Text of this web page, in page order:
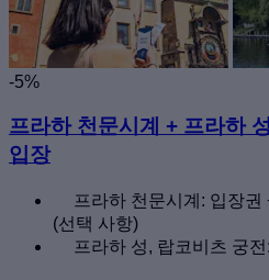
-5%
프라하 천문시계 + 프라하
입장
프라하 천문시계: 입장권
(선택 사항)
프라하 성, 랍코비츠 궁전